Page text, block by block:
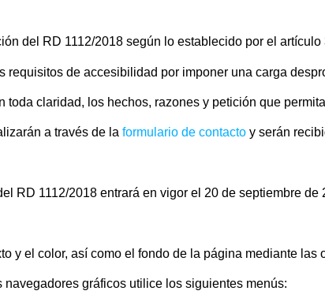
RD 1112/2018 según lo establecido por el artículo
de accesibilidad por imponer una carga
claridad, los hechos, razones y petición que
a través de la formulario de contacto y serán
RD 1112/2018 entrará en vigor el 20 de septiembre de
y el color, así como el fondo de la página mediante
gráficos utilice los siguientes menús: